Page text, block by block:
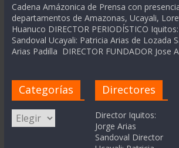
Cadena Amázonica de Prensa con
departamentos de Amazonas, Ucayali,
Huanuco DIRECTOR PERIODÍSTICO
Sandoval Ucayali: Patricia Arias de Lozada
Arias Padilla DIRECTOR FUNDADOR Jose
Categorías
Categorías
Directores
Director Iquitos:
Jorge Arias
Sandoval Director